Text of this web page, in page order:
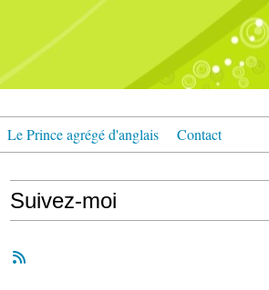
Le Prince agrégé d'anglais Contact
Suivez-moi